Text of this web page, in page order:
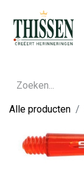
Alle producten